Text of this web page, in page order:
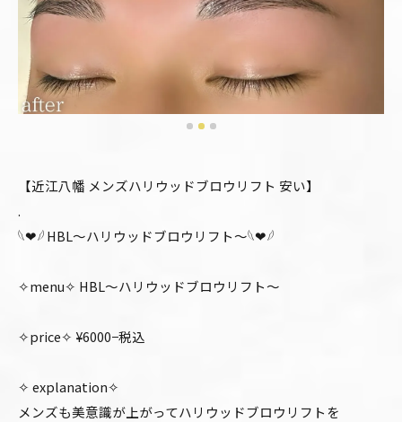
【近江八幡 メンズハリウッドブロウリフト 安い】
.
𓆩❤︎𓆪 HBL〜ハリウッドブロウリフト〜𓆩❤︎𓆪
✧menu✧ HBL〜ハリウッドブロウリフト〜
✧price✧ ¥6000−税込
✧ explanation✧
メンズも美意識が上がってハリウッドブロウリフトを